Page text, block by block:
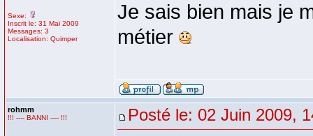
Sexe:
Inscrit le: 31 Mai 2009
Messages: 3
Localisation: Quimper
Je sais bien mais je
métier
rohmm
!!! ---- BANNI ---- !!! Posté le: 02 Juin 2009,